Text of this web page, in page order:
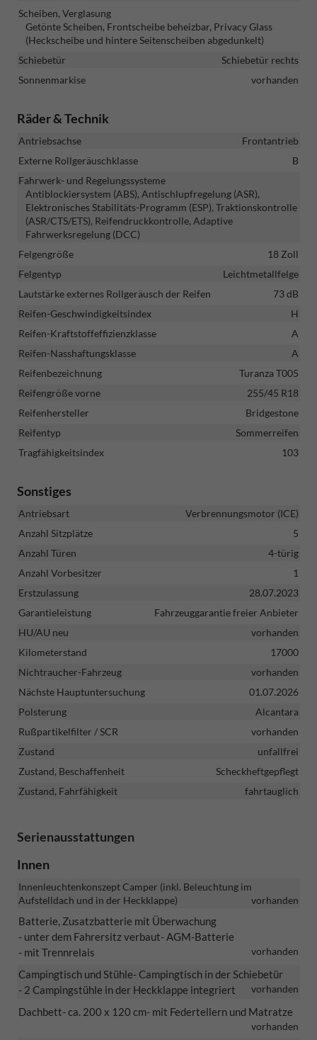
Scheiben, Verglasung
Getönte Scheiben, Frontscheibe beheizbar, Privacy Glass
(Heckscheibe und hintere Seitenscheiben abgedunkelt)
Schiebetür
Schiebetür rechts
Sonnenmarkise
vorhanden
Räder & Technik
Antriebsachse
Frontantrieb
Externe Rollgeräuschklasse
B
Fahrwerk- und Regelungssysteme
Antiblockiersystem (ABS), Antischlupfregelung (ASR),
Elektronisches Stabilitäts-Programm (ESP), Traktionskontrolle
(ASR/CTS/ETS), Reifendruckkontrolle, Adaptive
Fahrwerksregelung (DCC)
Felgengröße
18 Zoll
Felgentyp
Leichtmetallfelge
Lautstärke externes Rollgeräusch der Reifen
73 dB
Reifen-Geschwindigkeitsindex
H
Reifen-Kraftstoffeffizienzklasse
A
Reifen-Nasshaftungsklasse
A
Reifenbezeichnung
Turanza T005
Reifengröße vorne
255/45 R18
Reifenhersteller
Bridgestone
Reifentyp
Sommerreifen
Tragfähigkeitsindex
103
Sonstiges
Antriebsart
Verbrennungsmotor (ICE)
Anzahl Sitzplätze
5
Anzahl Türen
4-türig
Anzahl Vorbesitzer
1
Erstzulassung
28.07.2023
Garantieleistung
Fahrzeuggarantie freier Anbieter
HU/AU neu
vorhanden
Kilometerstand
17000
Nichtraucher-Fahrzeug
vorhanden
Nächste Hauptuntersuchung
01.07.2026
Polsterung
Alcantara
Rußpartikelfilter / SCR
vorhanden
Zustand
unfallfrei
Zustand, Beschaffenheit
Scheckheftgepflegt
Zustand, Fahrfähigkeit
fahrtauglich
Serienausstattungen
Innen
Innenleuchtenkonszept Camper (inkl. Beleuchtung im
Aufstelldach und in der Heckklappe)
vorhanden
Batterie, Zusatzbatterie mit Überwachung
- unter dem Fahrersitz verbaut- AGM-Batterie
- mit Trennrelais
vorhanden
Campingtisch und Stühle- Campingtisch in der Schiebetür
- 2 Campingstühle in der Heckklappe integriert
vorhanden
Dachbett- ca. 200 x 120 cm- mit Federtellern und Matratze
vorhanden